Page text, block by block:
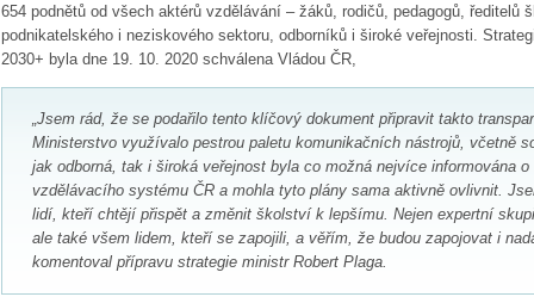
654 podnětů od všech aktérů vzdělávání – žáků, rodičů, pedagogů, ředitelů
podnikatelského i neziskového sektoru, odborníků i široké veřejnosti.
2030+ byla dne 19. 10. 2020 schválena Vládou ČR,
„Jsem rád, že se podařilo tento klíčový dokument připravit takto
Ministerstvo využívalo pestrou paletu komunikačních nástrojů, včetně
jak odborná, tak i široká veřejnost byla co možná nejvíce informována
vzdělávacího systému ČR a mohla tyto plány sama aktivně ovlivnit.
lidí, kteří chtějí přispět a změnit školství k lepšímu. Nejen expertní
ale také všem lidem, kteří se zapojili, a věřím, že budou zapojovat i
komentoval přípravu strategie ministr Robert Plaga.